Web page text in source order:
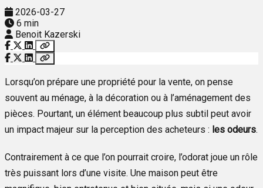
2026-03-27
6 min
Benoit Kazerski
Lorsqu’on prépare une propriété pour la vente, on pense
souvent au ménage, à la décoration ou à l’aménagement des
pièces. Pourtant, un élément beaucoup plus subtil peut avoir
un impact majeur sur la perception des acheteurs : les odeurs.
Contrairement à ce que l’on pourrait croire, l’odorat joue un rôle
très puissant lors d’une visite. Une maison peut être